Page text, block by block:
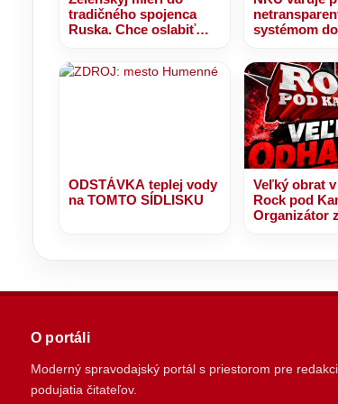
tradičného spojenca
Ruska. Chce oslabiť
Balkáne
systémom
bolo
jasných
ODSTÁVKA teplej vody
na TOMTO SÍDLISKU
Veľký obrat
Rock pod
Organizátor
O portáli
Moderný spravodajský portál s priestorom pre
podujatia čitateľov.